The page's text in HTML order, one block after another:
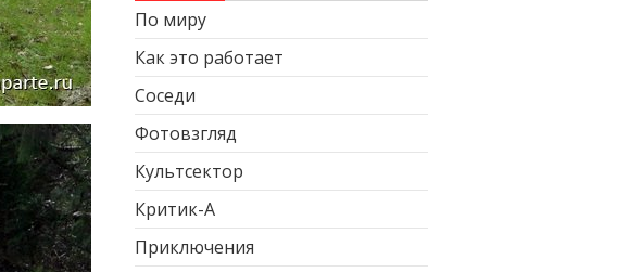
По миру
Как это работает
Соседи
Фотовзгляд
Культсектор
Критик-А
Приключения